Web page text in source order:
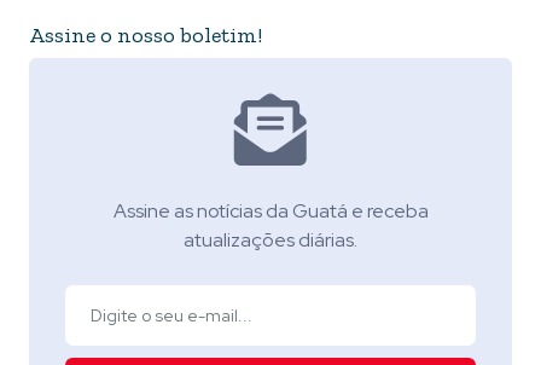
Assine o nosso boletim!
Assine as notícias da Guatá e receba
atualizações diárias.